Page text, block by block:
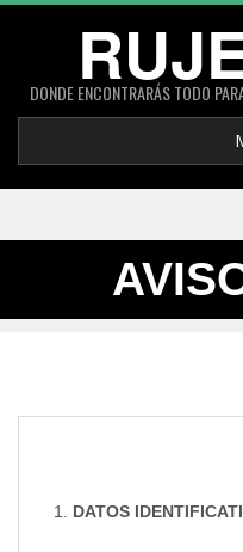
DONDE ENCONTRARÁS TODO
DATOS